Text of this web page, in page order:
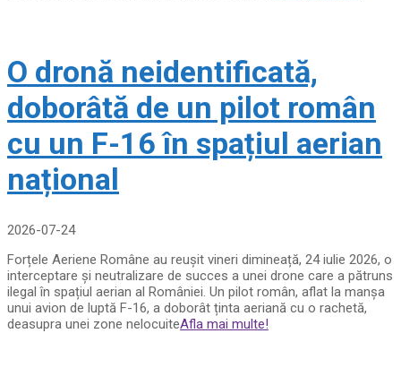
O dronă neidentificată,
doborâtă de un pilot român
cu un F-16 în spațiul aerian
național
2026-07-24
Forțele Aeriene Române au reușit vineri dimineață, 24 iulie 2026, o
interceptare și neutralizare de succes a unei drone care a pătruns
ilegal în spațiul aerian al României. Un pilot român, aflat la manșa
unui avion de luptă F-16, a doborât ținta aeriană cu o rachetă,
deasupra unei zone nelocuiteAfla mai multe!